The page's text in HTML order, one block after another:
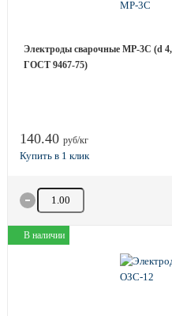
Электроды сварочные МР-3С (d
ГОСТ 9467-75)
140.40 руб/кг
Количество товара
В наличии